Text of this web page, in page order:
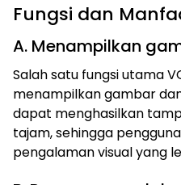
Fungsi dan
A. Menampilkan
Salah satu fungsi utama
menampilkan gambar
dapat menghasilkan
tajam, sehingga
pengalaman visual yang